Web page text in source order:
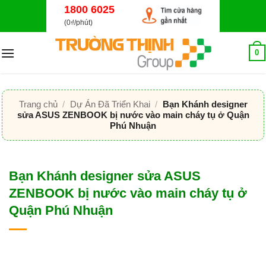
dung
1800 6025
(0₫/phút)
0
Trang chủ / Dự Án Đã Triển Khai / Bạn Khánh designer
sửa ASUS ZENBOOK bị nước vào main cháy tụ ở Quận
Phú Nhuận
Bạn Khánh designer sửa ASUS
ZENBOOK bị nước vào main cháy tụ ở
Quận Phú Nhuận